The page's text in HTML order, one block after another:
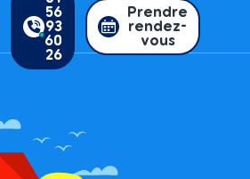
56
93
60
26
Prendre
rendez-
vous